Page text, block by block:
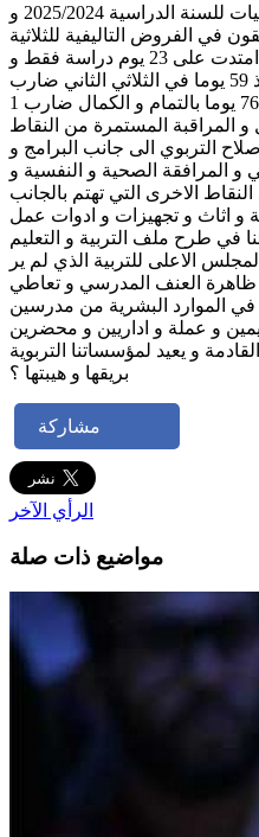
بهكذا اختلال في التوازن بين الثلاثيات للسنة الدراسية 2025/2024 و
في الفروض التاليفية للثلاثية
الثالثة يوم الاثنين القادم و التي امتدت على 23 يوم دراسة فقط و
هي ضارب 2 في حين درس التلميذ 59 يوما في الثلاثي الثاني ضارب
المراقبة المستمرة من النقاط
التربوي الى جانب البرامج و
و المرافقة الصحية و النفسية و
النقاط الاخرى التي تهتم بالجانب
في طرح ملف التربية و التعليم
الاعلى للتربية الذي لم ير
ظاهرة العنف المدرسي و تعاطي
في الموارد البشرية من مدرسين
و يعيد لمؤسساتنا التربوية
بريقها و هيبتها ؟
مشاركة
الرأي الآخر
مواضيع ذات صلة